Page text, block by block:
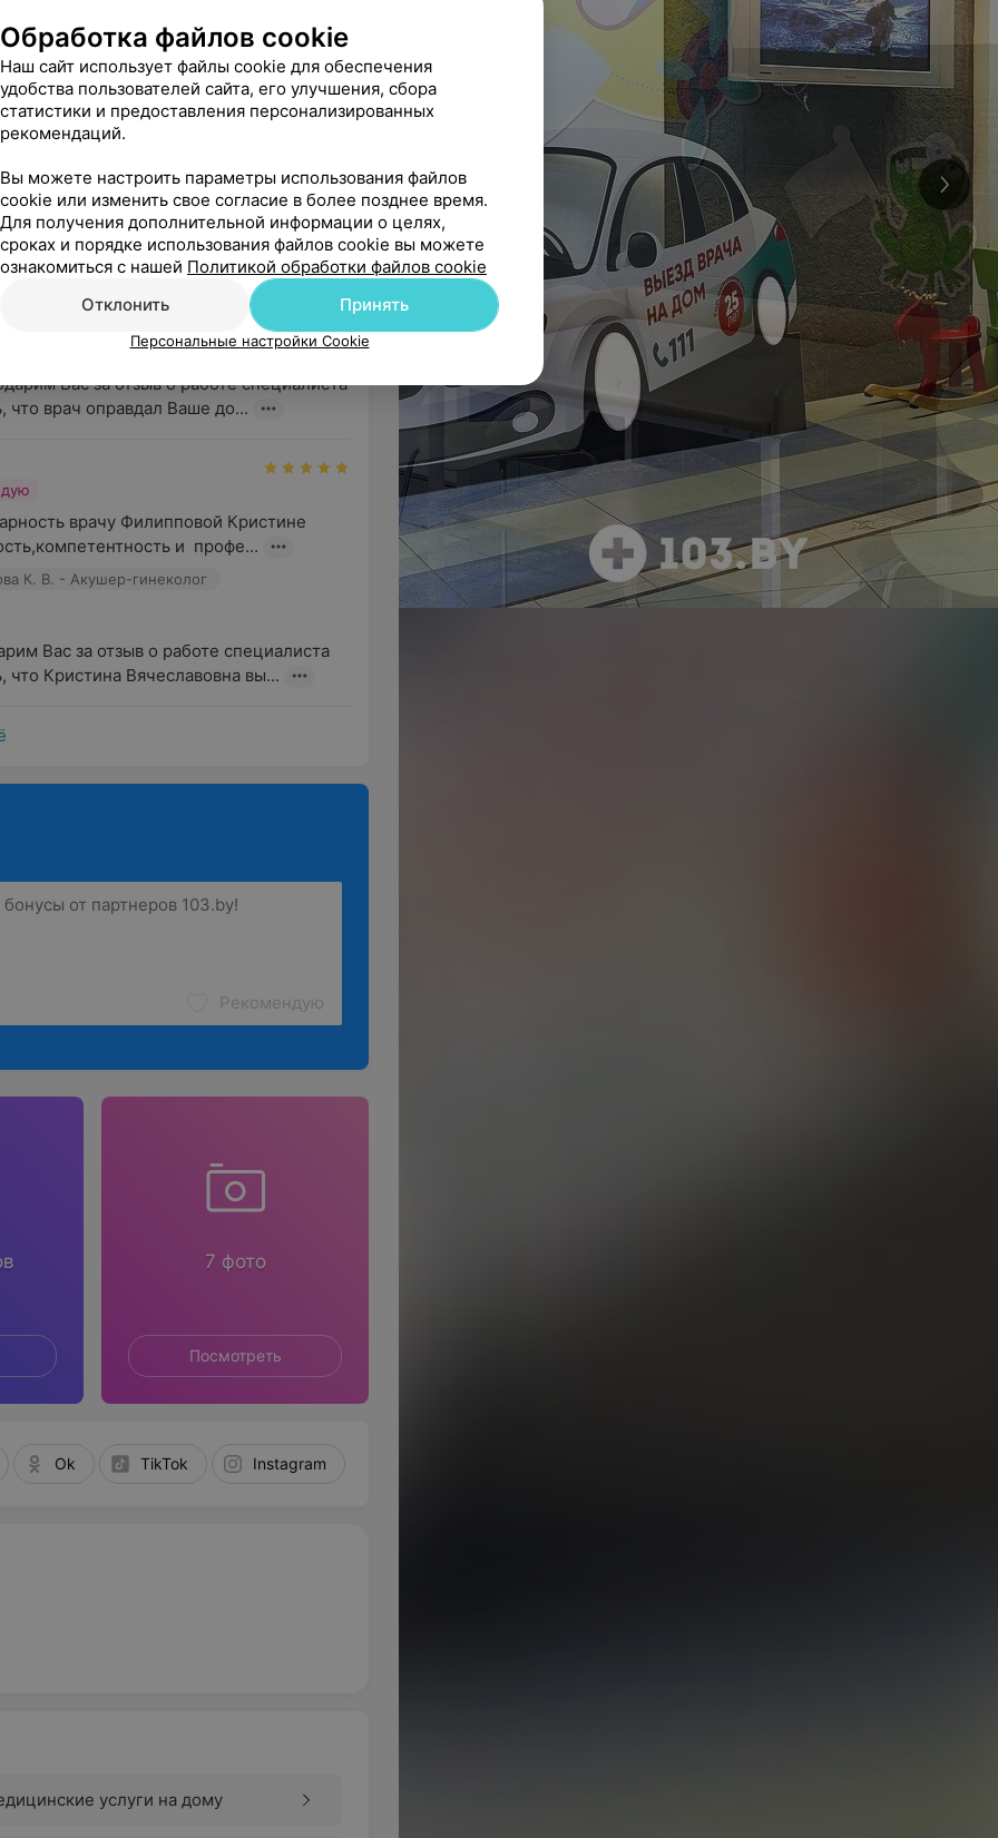
не ускользают даж...
Пристром М. К. - Врач УЗД
что в качестве "семейного" врача Вы
который всегда оставляет у ...
хороший специалист.
Богуславская О. В. - Врач УЗД
Вас за отзыв о работе специалиста
что врач оправдал Ваше до...
врачу Филипповой Кристине
и  профе...
К. В. - Акушер-гинеколог
Вас за отзыв о работе специалиста
Кристина Вячеславовна вы...
Рекомендую
7 фото
Посмотреть
Ok TikTok Instagram
услуги на дому
Обработка файлов cookie
Наш сайт использует файлы cookie для обеспечения
удобства пользователей сайта, его улучшения, сбора
статистики и предоставления персонализированных
рекомендаций.
Вы можете настроить параметры использования файлов
cookie или изменить свое согласие в более позднее время.
Для получения дополнительной информации о целях,
сроках и порядке использования файлов cookie вы можете
ознакомиться с нашей Политикой обработки файлов cookie
Отклонить
Принять
Персональные настройки Cookie